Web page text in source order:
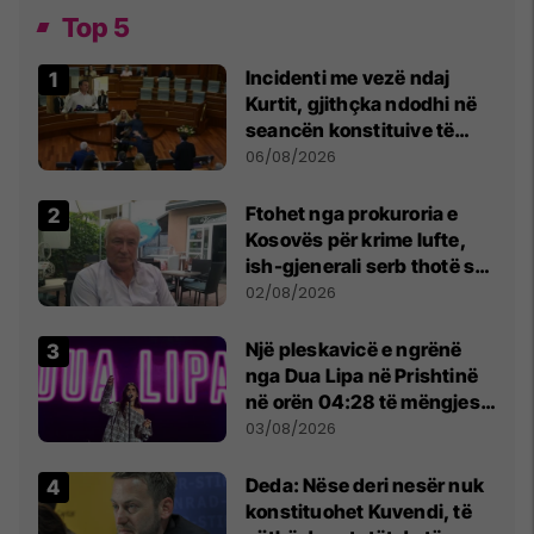
Top 5
Incidenti me vezë ndaj
Kurtit, gjithçka ndodhi në
seancën konstituive të
Kuvendit
06/08/2026
Ftohet nga prokuroria e
Kosovës për krime lufte,
ish-gjenerali serb thotë se
dikush e tradhtoi në
02/08/2026
Një pleskavicë e ngrënë
nga Dua Lipa në Prishtinë
në orën 04:28 të mëngjesit
- dhe bota digjitale serbe
03/08/2026
Deda: Nëse deri nesër nuk
konstituohet Kuvendi, të